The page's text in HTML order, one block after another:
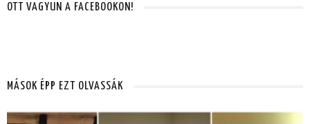
OTT VAGYUN A FACEBOOKON!
MÁSOK ÉPP EZT OLVASSÁK